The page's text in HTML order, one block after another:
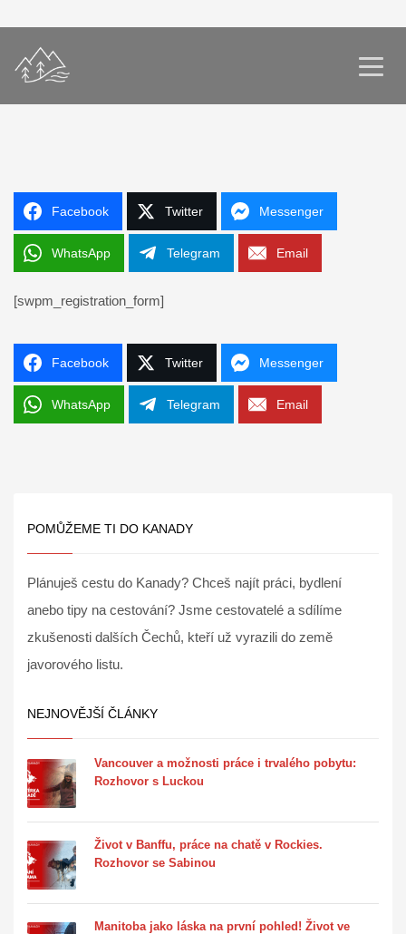
Facebook Twitter Messenger
WhatsApp Telegram Email
[swpm_registration_form]
Facebook Twitter Messenger
WhatsApp Telegram Email
POMŮŽEME TI DO KANADY
Plánuješ cestu do Kanady? Chceš najít práci, bydlení
anebo tipy na cestování? Jsme cestovatelé a sdílíme
zkušenosti dalších Čechů, kteří už vyrazili do země
javorového listu.
NEJNOVĚJŠÍ ČLÁNKY
Vancouver a možnosti práce i trvalého pobytu:
Rozhovor s Luckou
Život v Banffu, práce na chatě v Rockies.
Rozhovor se Sabinou
Manitoba jako láska na první pohled! Život ve